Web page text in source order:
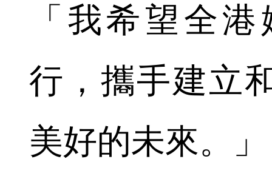
「我希望全
行，攜手建立
美好的未來。」